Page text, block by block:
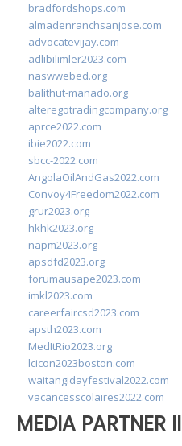
bradfordshops.com
almadenranchsanjose.com
advocatevijay.com
adlibilimler2023.com
naswwebed.org
balithut-manado.org
alteregotradingcompany.org
aprce2022.com
ibie2022.com
sbcc-2022.com
AngolaOilAndGas2022.com
Convoy4Freedom2022.com
grur2023.org
hkhk2023.org
napm2023.org
apsdfd2023.org
forumausape2023.com
imkl2023.com
careerfaircsd2023.com
apsth2023.com
MedItRio2023.org
lcicon2023boston.com
waitangidayfestival2022.com
vacancesscolaires2022.com
MEDIA PARTNER II